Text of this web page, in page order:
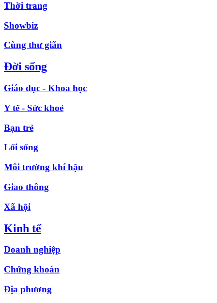
Thời trang
Showbiz
Cùng thư giãn
Đời sống
Giáo dục - Khoa học
Y tế - Sức khoẻ
Bạn trẻ
Lối sống
Môi trường khí hậu
Giao thông
Xã hội
Kinh tế
Doanh nghiệp
Chứng khoán
Địa phương